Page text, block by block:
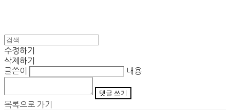
수정하기
삭제하기
글쓴이
내용
댓글 쓰기
목록으로 가기